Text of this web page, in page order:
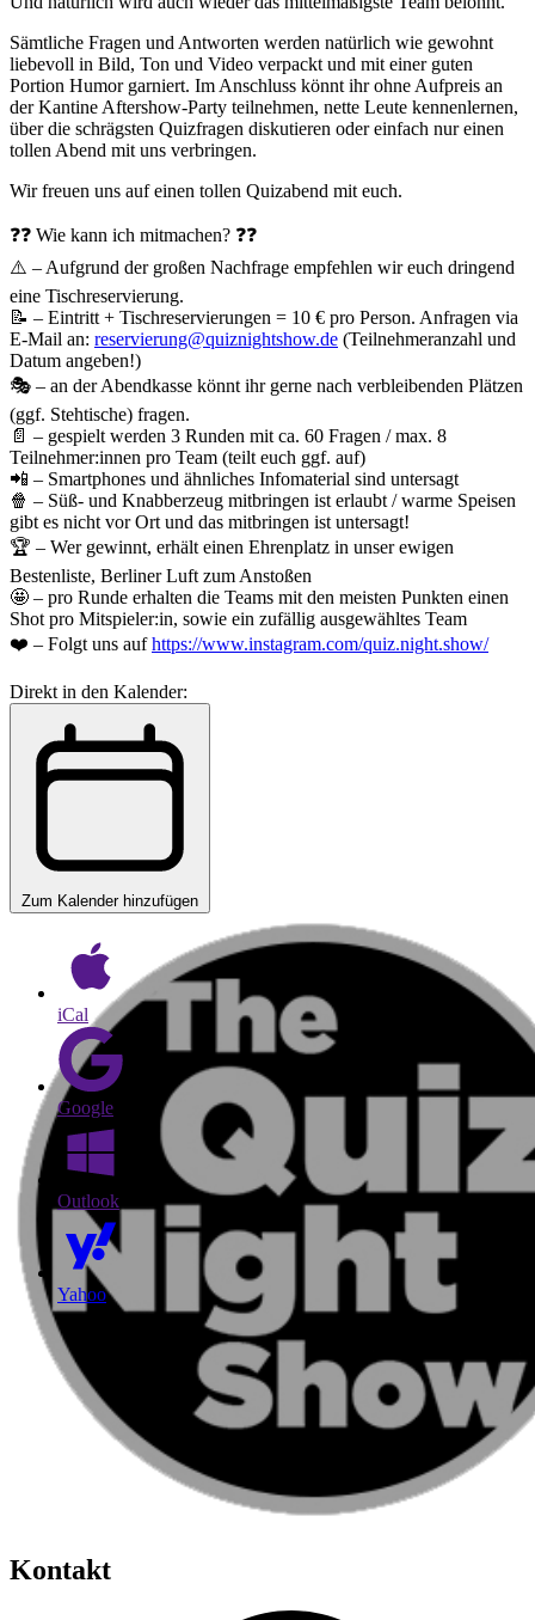
Sämtliche Fragen und Antworten werden natürlich wie gewohnt
liebevoll in Bild, Ton und Video verpackt und mit einer guten
Portion Humor garniert. Im Anschluss könnt ihr ohne Aufpreis an
der Kantine Aftershow-Party teilnehmen, nette Leute kennenlernen,
über die schrägsten Quizfragen diskutieren oder einfach nur einen
tollen Abend mit uns verbringen.
Wir freuen uns auf einen tollen Quizabend mit euch.
❓❓ Wie kann ich mitmachen? ❓❓
⚠️ – Aufgrund der großen Nachfrage empfehlen wir euch dringend
eine Tischreservierung.
📝 – Eintritt + Tischreservierungen = 10 € pro Person. Anfragen via
E-Mail an: reservierung@quiznightshow.de (Teilnehmeranzahl und
Datum angeben!)
🎭 – an der Abendkasse könnt ihr gerne nach verbleibenden Plätzen
(ggf. Stehtische) fragen.
📄 – gespielt werden 3 Runden mit ca. 60 Fragen / max. 8
Teilnehmer:innen pro Team (teilt euch ggf. auf)
📲 – Smartphones und ähnliches Infomaterial sind untersagt
🍿 – Süß- und Knabberzeug mitbringen ist erlaubt / warme Speisen
gibt es nicht vor Ort und das mitbringen ist untersagt!
🏆 – Wer gewinnt, erhält einen Ehrenplatz in unser ewigen
Bestenliste, Berliner Luft zum Anstoßen
🤩 – pro Runde erhalten die Teams mit den meisten Punkten einen
Shot pro Mitspieler:in, sowie ein zufällig ausgewähltes Team
❤️ – Folgt uns aufhttps://www.instagram.com/quiz.night.show/
Direkt in den Kalender:
Zum Kalender hinzufügen
iCal
Google
Outlook
Yahoo
Kontakt